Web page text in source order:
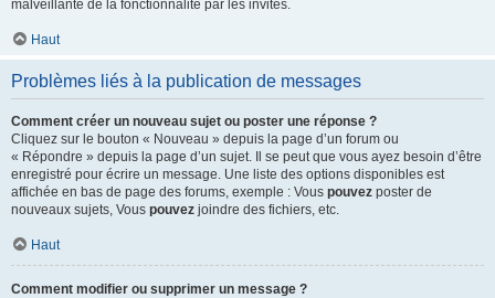
malveillante de la fonctionnalité par les invités.
Haut
Problèmes liés à la publication de messages
Comment créer un nouveau sujet ou poster une réponse ?
Cliquez sur le bouton « Nouveau » depuis la page d’un forum ou
« Répondre » depuis la page d’un sujet. Il se peut que vous ayez besoin d’être
enregistré pour écrire un message. Une liste des options disponibles est
affichée en bas de page des forums, exemple : Vous pouvez poster de
nouveaux sujets, Vous pouvez joindre des fichiers, etc.
Haut
Comment modifier ou supprimer un message ?